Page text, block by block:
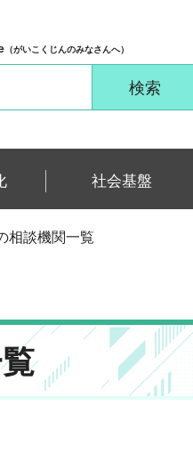
（がいこくじんのみなさんへ）
社会基盤
相談機関一覧